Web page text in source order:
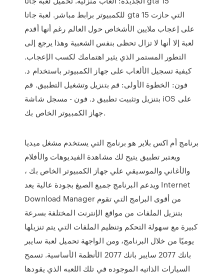
للكمبيوتر برابط مباشر. لعبة جاتا gta 15 التي حازت
على إعجاب ملايين الأشخاص حول العالم رغم أنها أقدم
لعبة إلا أنها لا تزال تحظى بنفس الشعبية وهذا يرجع إلى
التطور المستمر الذي يثير اهتمامك لكسب الإعجاب.
كيفية تسجيل الألعاب على جهاز الكمبيوتر باستخدام د.
فون: الخطوة الأولى: قم بتنزيل وتشغيل التطبيق. قم
بتنزيل وتثبيت تطبيق د. فون - مسجل شاشة iOS على
جهاز الكمبيوتر الخاص بك.
برنامج أم اكس بلاير هو برنامج التي يستخدم مشغل ميديا
ويعتبر تطبيق يتيح لك مشاهدة الفيديوهات والأفلام
والأغاني والموسيقي علي جهاز الكمبيوتر الخاص بك ،
ويدعم البرنامج جميع الصيغ بجودة عالية يعد Internet
Download Manager من أقوى البرامج التي تقوم
بتنزيل الملفات من مواقع الإنترنت المختلفة بسرعة
كبيرة مع سهولة التحكم وتنظيم الملفات التي يتم تنزيلها
يوميًا من خلال البرنامج، ومن الواجهة تحميل لعبة سايبر
بانك 2077 سايبر بانك 2077 الأنظمة الأساسية. تسمح
السيارات الذاتيه الموجوده في تلك اللعبه الذي يقودها